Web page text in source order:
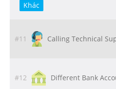
Khác
#11 Calling Technical
#12 Different Bank